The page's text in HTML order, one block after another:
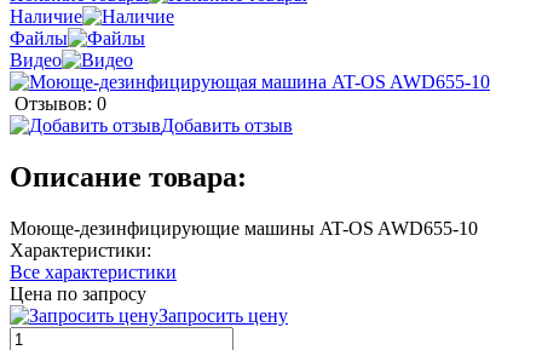
Наличие
Файлы
Видео
Отзывов: 0
Добавить отзыв
Описание товара:
Моюще-дезинфицирующие машины AT-OS AWD655-10
Характеристики:
Все характеристики
Цена по запросу
Запросить цену